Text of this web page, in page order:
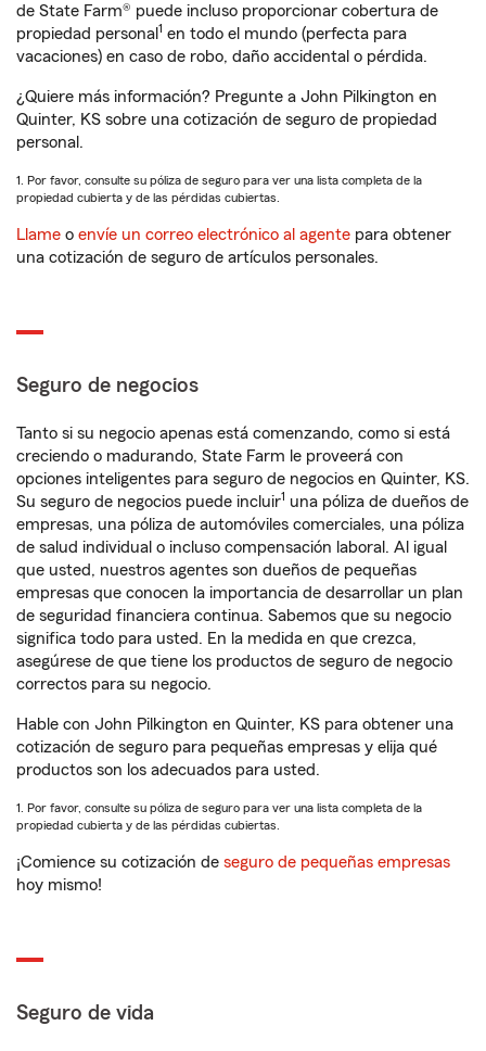
de State Farm® puede incluso proporcionar cobertura de
propiedad personal 1 en todo el mundo (perfecta para
vacaciones) en caso de robo, daño accidental o pérdida.
¿Quiere más información? Pregunte a John Pilkington en
Quinter, KS sobre una cotización de seguro de propiedad
personal.
1. Por favor, consulte su póliza de seguro para ver una lista completa de la
propiedad cubierta y de las pérdidas cubiertas.
Llame o envíe un correo electrónico al agente para obtener
una cotización de seguro de artículos personales.
Seguro de negocios
Tanto si su negocio apenas está comenzando, como si está
creciendo o madurando, State Farm le proveerá con
opciones inteligentes para seguro de negocios en Quinter, KS.
Su seguro de negocios puede incluir1 una póliza de dueños de
empresas, una póliza de automóviles comerciales, una póliza
de salud individual o incluso compensación laboral. Al igual
que usted, nuestros agentes son dueños de pequeñas
empresas que conocen la importancia de desarrollar un plan
de seguridad financiera continua. Sabemos que su negocio
significa todo para usted. En la medida en que crezca,
asegúrese de que tiene los productos de seguro de negocio
correctos para su negocio.
Hable con John Pilkington en Quinter, KS para obtener una
cotización de seguro para pequeñas empresas y elija qué
productos son los adecuados para usted.
1. Por favor, consulte su póliza de seguro para ver una lista completa de la
propiedad cubierta y de las pérdidas cubiertas.
¡Comience su cotización de seguro de pequeñas empresas
hoy mismo!
Seguro de vida